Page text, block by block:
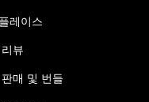
레이스
뷰
매 및 번들